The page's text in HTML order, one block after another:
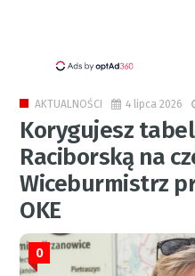
AKTUALNOŚCI 4 lipca 2026
Korygujesz
Raciborską na
Wiceburmistrz
OKE
0